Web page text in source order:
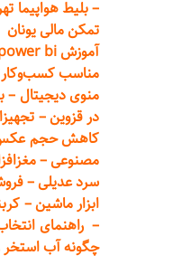
–بلیط هواپیما
تمکن مالی یونان
آموزش power bi
مناسب کسب‌وکار؛
منوی دیجیتال –
در قزوین–
کاهش حجم عکس
مصنوعی–
سرد عدیلی–
ابزار ماشین–
–راهنمای
چگونه آب استخر